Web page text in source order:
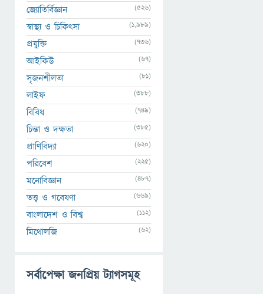
জ্যোতির্বিজ্ঞান (526)
স্বাস্থ্য ও চিকিৎসা (1,989)
প্রযুক্তি (736)
আইকিউ (67)
সৃজনশীলতা (81)
লাইফ (388)
বিবিধ (749)
চিন্তা ও দক্ষতা (385)
প্রাণিবিদ্যা (620)
পরিবেশ (225)
মনোবিজ্ঞান (487)
তত্ত্ব ও গবেষণা (669)
বাংলাদেশ ও বিশ্ব (112)
মিথোলজি (62)
সর্বাপেক্ষা জনপ্রিয় ট্যাগসমূহ